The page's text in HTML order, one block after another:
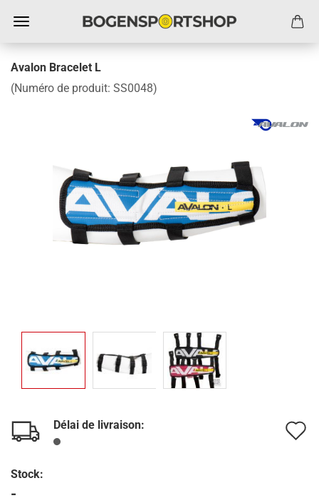
Avalon Bracelet L
(Numéro de produit: SS0048)
Délai de livraison:
Stock:
-